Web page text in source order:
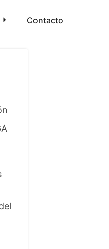
Contacto